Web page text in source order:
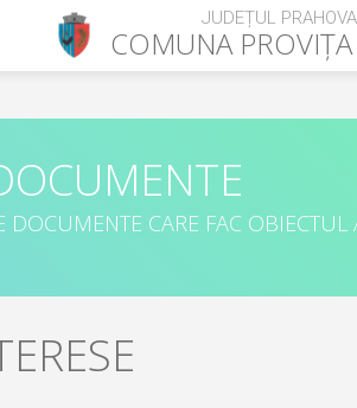
JUDEȚUL PRAHOVA
COMUNA
DOCUMENTE CARE FAC